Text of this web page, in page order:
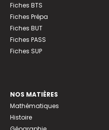
Fiches BTS
Fiches Prépa
Fiches BUT
Fiches PASS
Fiches SUP
NOS MATIÈRES
Mathématiques
Histoire